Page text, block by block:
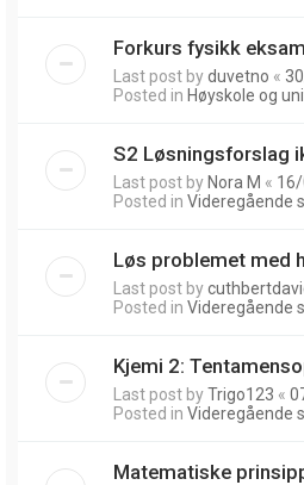
Forkurs fysikk
Last post byduvetno «
Posted in Høyskole og
S2 Løsningsforslag
Last post by Nora M «
Posted in Videregående
Løs problemet med
Last post by
Posted in Videregående
Kjemi 2:
Last post byTrigo123 «
Posted in Videregående
Matematiske